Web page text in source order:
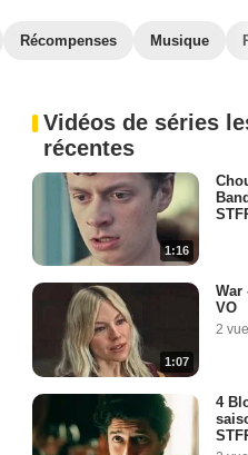
Récompenses Musique
Vidéos de séries
récentes
1:16
1:07
War
VO
2
4